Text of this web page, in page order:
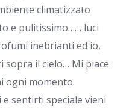
climatizzato
e pulitissimo…… luci
inebrianti ed io,
il cielo… Mi piace
ogni momento.
e sentirti speciale vieni